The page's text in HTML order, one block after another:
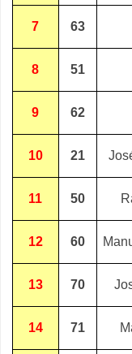
7 63
8 51
9 62
10 21
11 50
12 60
13 70
14 71